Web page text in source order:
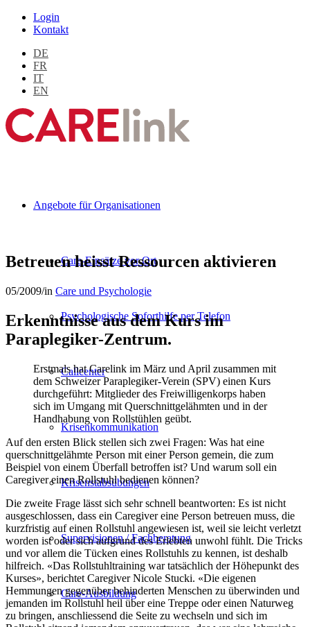
Login
Kontakt
DE
FR
IT
EN
Angebote für Organisationen
Care-Einsätze vor Ort
Psychologische Soforthilfe per Telefon
Callcenter
Krisenkommunikation
Krisenstabsübungen
Supervisionen / Fachberatung
Care-Ausbildung
Betreuen heisst Ressourcen aktivieren
05/2009/in Care und Psychologie
Erkenntnisse aus dem Kurs im
Paraplegiker-Zentrum.
Erstmals hat Carelink im März und April zusammen mit
dem Schweizer Paraplegiker-Verein (SPV) einen Kurs
durchgeführt: Mitglieder des Freiwilligenkorps haben
sich im Umgang mit Querschnittgelähmten und in der
Handhabung von Rollstühlen geübt.
Auf den ersten Blick stellen sich zwei Fragen: Was hat eine
querschnittgelähmte Person mit einer Person gemein, die zum
Beispiel von einem Überfall betroffen ist? Und warum soll ein
Caregiver einen Rollstuhl bedienen können?
Die zweite Frage lässt sich sehr schnell beantworten: Es ist nicht
ausgeschlossen, dass ein Caregiver eine Person betreuen muss, die
kurzfristig auf einen Rollstuhl angewiesen ist, weil sie leicht verletzt
worden ist oder sich aufgrund des Erlebten unwohl fühlt. Die Tricks
und vor allem die Tücken eines Rollstuhls zu kennen, ist deshalb
hilfreich. «Das Rollstuhltraining war tatsächlich der Höhepunkt des
Kurses», berichtet Caregiver Nicole Stucki. «Die eigenen
Hemmungen gegenüber behinderten Menschen zu überwinden und
jemanden im Rollstuhl heil über eine Treppe oder einen Naturweg
zu bringen, anschliessend die Seite zu wechseln und sich im